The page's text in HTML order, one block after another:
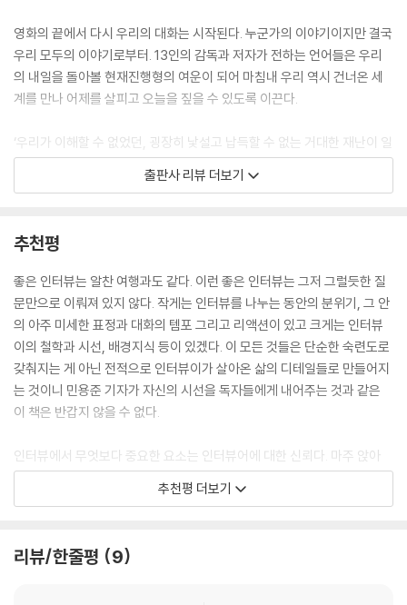
것 같아요. 실제로 과거에 정리하지 못한 감정들이 담긴 편지를 뒤늦게 받
은 느낌이라는 얘기를 듣기도 했고요. 생각해 보면 우리는 너무 빠르게 고
속 성장하는 시대를 지나온 만큼 배달되지 못한 편지 같은 감정과 기분이
너무 많이 쌓인 나라에서 살고 있는 것 같더라고요. 전 국민적인 씻김굿 같
에 너무 많은 일을 겪었0으니까요. 그래서 [벌새]가 1994년을 통과해 지
금을 살아가는 사람 모두에게 편지처럼 배달되길 바랐어요. (김보라)
상 속에서 찾아오는 심정적인 재난과 뒤섞여 벌어지는데 우리는 그것들을
새]를 만드는 과정이 된 것 같아요. (김보라)
--- p.42
김종관 감독
[여름과 겨울을 지낸 생사와 명암의 사연들]
김종관 감독의 [최악의 하루]는 본격적인 첫걸음이라 칭해도 좋을, 은인자
는 걸 좋아하며 대부분 쉽사리 지나쳐 버리는 소소한 풍경의 아름다움 앞
에 머무르길 좋아하는 그의 취향과 시선이 [최악의 하루]에 온전히 담겨있
다. 그리고 이런 관점은 영화 속 인물들을 그리는 방식에서도 오롯이 느껴
스럽게 비웃거나 하찮게 무시하지 않는다. 어차피 모두가 다 완벽할 수 없
는 사람들의 필연적인 모자람과 어리석음을 웃음으로 내팽개치지 않고 손
영화의 끝에서 다시 우리의 대화는 시작된다. 누군가의 이야기이지만 결국
우리 모두의 이야기로부터. 13인의 감독과 저자가 전하는 언어들은 우리
의 내일을 돌아볼 현재진행형의 여운이 되어 마침내 우리 역시 건너온 세
계를 만나 어제를 살피고 오늘을 짚을 수 있도록 이끈다.
‘우리가 이해할 수 없었던, 굉장히 낯설고 납득할 수 없는 거대한 재난이 일
상 속에서 찾아오는 심정적인 재난과 뒤섞여 벌어지는데 우리는 그것들을
얼마나 제대로 이야기하면서 그 시절을 지나왔는지 생각해 본 결과가 [벌
그러니 영화에서 희망의 언어를 발견하는 순간도 있을 것이다. 김초희 감
독의 [찬실이는 복도 많지]는 결국 어제를 돌아봄으로써 내일로 나아갈 수
있다는 용기와 위안을 품에 안기는 영화다. [찬실이는 복도 많지]를 만드
는 과정에서 ‘무엇을 할 것인가’만큼 ‘어떻게 살 것인가’라는 태도도 그만큼
중요하다는 걸 절실하게 깨달았어요. 그래서 이제는 행복에 다가가는 길을
조금 더 알게 됐으니까 마음먹은 대로 한번 가보자는 단계까진 다다른 거
같아요’라는 감독의 말은 누군가의 조용한 다짐이 될 수도 있을 것이다. 또
있는 걸로 생각할 거야. 그러니까 괜찮아’는 더 이상 누군가에게 의지하지
않고 살아가기 위한 희망의 언어로 기억하고 싶어진다. 완벽하지 않은 채
내일로 나아가는 영화 속 인물들을 만나며 우리 또한 큰 변화 없이 나아지
지 않은 채 내일을 맞이해도 괜찮다고.
한국 영화사를 넘어 세계 영화사에 등단한 새로운 역사, 박찬욱 감독. [공
출판사 리뷰 더보기
추천평
좋은 인터뷰는 알찬 여행과도 같다. 이런 좋은 인터뷰는 그저 그럴듯한 질
문만으로 이뤄져 있지 않다. 작게는 인터뷰를 나누는 동안의 분위기, 그 안
의 아주 미세한 표정과 대화의 템포 그리고 리액션이 있고 크게는 인터뷰
이의 철학과 시선, 배경지식 등이 있겠다. 이 모든 것들은 단순한 숙련도로
갖춰지는 게 아닌 전적으로 인터뷰이가 살아온 삶의 디테일들로 만들어지
는 것이니 민용준 기자가 자신의 시선을 독자들에게 내어주는 것과 같은
이 책은 반갑지 않을 수 없다.
인터뷰에서 무엇보다 중요한 요소는 인터뷰어에 대한 신뢰다. 마주 앉아
대화할 기회가 거의 없는, 그러나 한 번쯤 꼭 이야기를 들어보고 싶은 13인
의 감독이 이 책 속에 앉아있다. 독자는 그들로부터 무한한 신뢰를 받는 사
에게 또 다른 여행 같은 존재가 될지도 모른다.
추천평 더보기
리뷰/한줄평 9